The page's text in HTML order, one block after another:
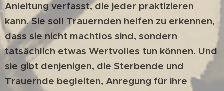
Anleitung verfasst, die jeder praktizieren
kann. Sie soll Trauernden helfen zu erkennen,
dass sie nicht machtlos sind, sondern
tatsächlich etwas Wertvolles tun können. Und
sie gibt denjenigen, die Sterbende und
Trauernde begleiten, Anregung für ihre